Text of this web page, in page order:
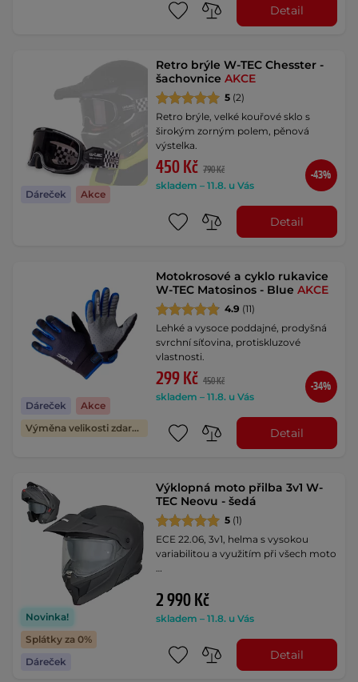
Detail
Dáreček Akce
Retro brýle W-TEC Chesster -
šachovniceAKCE
5 (2)
Retro brýle, velké kouřové sklo s
širokým zorným polem, pěnová
výstelka.
450 Kč 790 Kč
skladem – 11.8. u Vás
-43%
Detail
Dáreček
Akce
Výměna velikosti zdarma
Motokrosové a cyklo rukavice
W-TEC Matosinos - BlueAKCE
4.9 (11)
Lehké a vysoce poddajné, prodyšná
svrchní síťovina, protiskluzové
vlastnosti.
299 Kč 450 Kč
skladem – 11.8. u Vás
-34%
Detail
Novinka!
Splátky za 0%
Dáreček
Výklopná moto přilba 3v1 W-
TEC Neovu - šedá
5 (1)
ECE 22.06, 3v1, helma s vysokou
variabilitou a využitím při všech moto
…
2 990 Kč
skladem – 11.8. u Vás
Detail